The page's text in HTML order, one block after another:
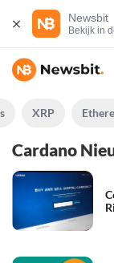
Newsbit
Bekijk in
XRP
Cardano